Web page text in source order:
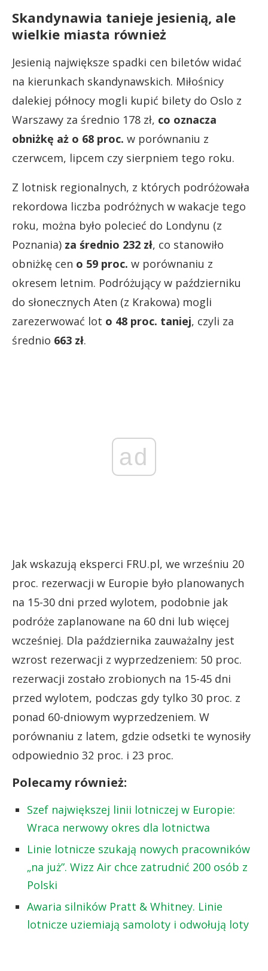
Skandynawia tanieje jesienią, ale
wielkie miasta również
Jesienią największe spadki cen biletów widać
na kierunkach skandynawskich. Miłośnicy
dalekiej północy mogli kupić bilety do Oslo z
Warszawy za średnio 178 zł, co oznacza
obniżkę aż o 68 proc. w porównaniu z
czerwcem, lipcem czy sierpniem tego roku.
Z lotnisk regionalnych, z których podróżowała
rekordowa liczba podróżnych w wakacje tego
roku, można było polecieć do Londynu (z
Poznania) za średnio 232 zł, co stanowiło
obniżkę cen o 59 proc. w porównaniu z
okresem letnim. Podróżujący w październiku
do słonecznych Aten (z Krakowa) mogli
zarezerwować lot o 48 proc. taniej, czyli za
średnio 663 zł.
ad
Jak wskazują eksperci FRU.pl, we wrześniu 20
proc. rezerwacji w Europie było planowanych
na 15-30 dni przed wylotem, podobnie jak
podróże zaplanowane na 60 dni lub więcej
wcześniej. Dla października zauważalny jest
wzrost rezerwacji z wyprzedzeniem: 50 proc.
rezerwacji zostało zrobionych na 15-45 dni
przed wylotem, podczas gdy tylko 30 proc. z
ponad 60-dniowym wyprzedzeniem. W
porównaniu z latem, gdzie odsetki te wynosiły
odpowiednio 32 proc. i 23 proc.
Polecamy również:
Szef największej linii lotniczej w Europie:
Wraca nerwowy okres dla lotnictwa
Linie lotnicze szukają nowych pracowników
„na już”. Wizz Air chce zatrudnić 200 osób z
Polski
Awaria silników Pratt & Whitney. Linie
lotnicze uziemiają samoloty i odwołują loty